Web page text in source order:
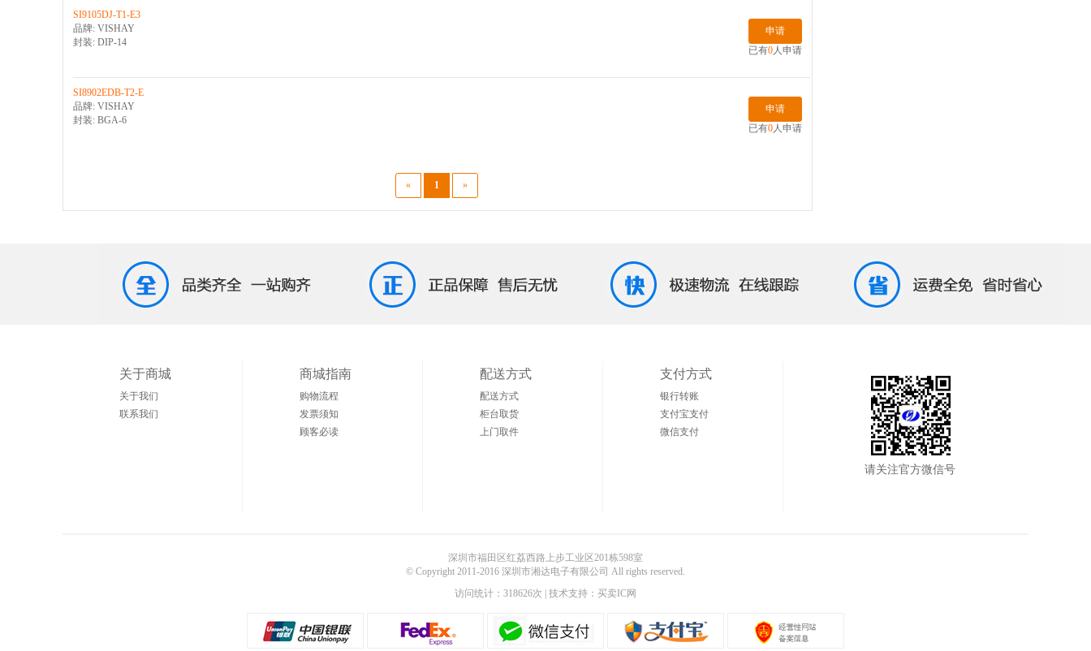
SI9105DJ-T1-E3
品牌: VISHAY
封装: DIP-14
申请
已有0人申请
SI8902EDB-T2-E
品牌: VISHAY
封装: BGA-6
申请
已有0人申请
« 1 »
关于商城
关于我们
联系我们
商城指南
购物流程
发票须知
顾客必读
配送方式
配送方式
柜台取货
上门取件
支付方式
银行转账
支付宝支付
微信支付
请关注官方微信号
深圳市福田区红荔西路上步工业区201栋598室
© Copyright 2011-2016 深圳市湘达电子有限公司 All rights reserved.
访问统计：318626次 | 技术支持：买卖IC网